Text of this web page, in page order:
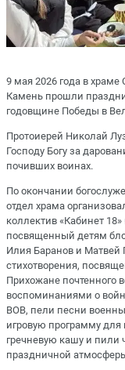
9 мая 2026 года в
Камень прошли
годовщине Победы в
Протоиерей Николай
Господу Богу за
почивших воинах.
По окончании
отдел храма
коллектив «Кабинет
посвященный детям
Илия Баранов и Матвей
стихотворения,
Прихожане почтенного
воспоминаниями о
ВОВ, пели песни
игровую программу для
гречневую кашу и пили
праздничной